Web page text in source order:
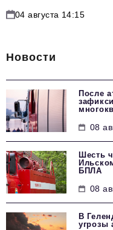
04 августа 14:15
Новости
После
08
Шесть
БПЛА
08
В
угрозы